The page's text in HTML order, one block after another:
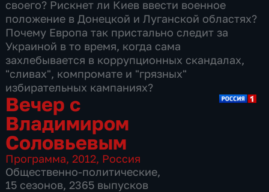
своего? Рискнет ли Киев ввести военное
положение в Донецкой и Луганской областях?
Почему Европа так пристально следит за
Украиной в то время, когда сама
захлебывается в коррупционных скандалах,
"сливах", компромате и "грязных"
избирательных кампаниях?
Вечер с
Владимиром
Соловьевым
Программа,2012, Россия
Общественно-политические,
15 сезонов, 2365 выпусков